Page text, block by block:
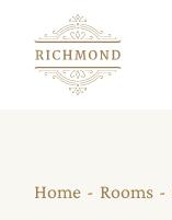
Home Rooms